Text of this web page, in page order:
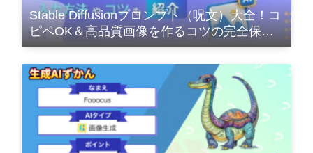
Stable Diffusionプロンプト（呪文）大全！コ
ピペOK＆高品質画像を作るコツの完全保存
版